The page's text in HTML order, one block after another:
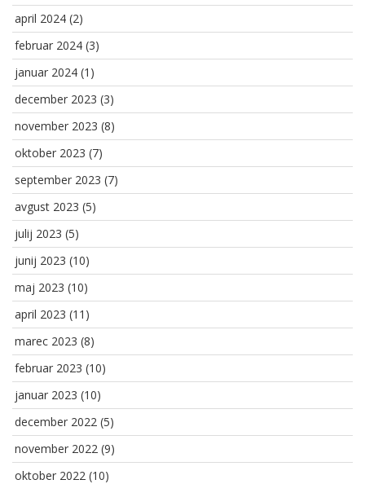
april 2024 (2)
februar 2024 (3)
januar 2024 (1)
december 2023 (3)
november 2023 (8)
oktober 2023 (7)
september 2023 (7)
avgust 2023 (5)
julij 2023 (5)
junij 2023 (10)
maj 2023 (10)
april 2023 (11)
marec 2023 (8)
februar 2023 (10)
januar 2023 (10)
december 2022 (5)
november 2022 (9)
oktober 2022 (10)